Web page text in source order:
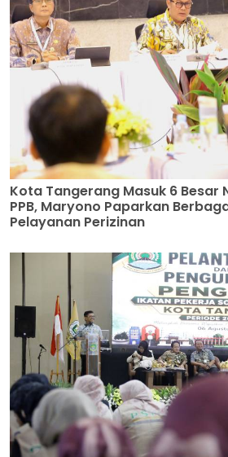
Kota Tangerang Masuk 6 Besar
PPB, Maryono Paparkan
Pelayanan Perizinan